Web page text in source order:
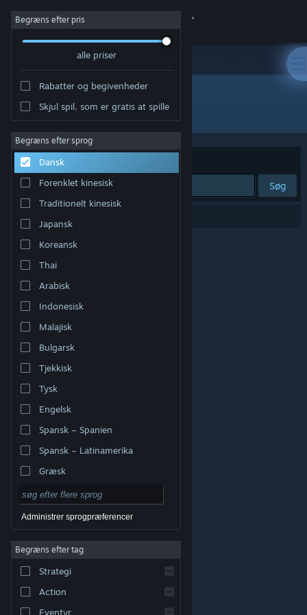
Log på
Om
Support
Skift sprog
Hent Steam-mobilappen
Vis desktop-webside
varemærker tilhører deres respektive indehavere i USA
Tilgængelighed
Refunderinger|
Begræns efter pris
alle priser
Rabatter og begivenheder
Skjul spil, som er gratis at spille
Begræns efter sprog
Dansk
Forenklet kinesisk
Traditionelt kinesisk
Japansk
Koreansk
Thai
Arabisk
Indonesisk
Malajisk
Bulgarsk
Tjekkisk
Tysk
Engelsk
Spansk – Spanien
Spansk – Latinamerika
Græsk
Administrer sprogpræferencer
Begræns efter tag
Strategi
Action
Eventyr
Udvikler: 👁️
Sorter efter Relevans
Søg